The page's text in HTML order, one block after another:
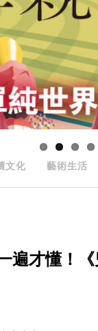
文化 藝術生活
遍才懂！